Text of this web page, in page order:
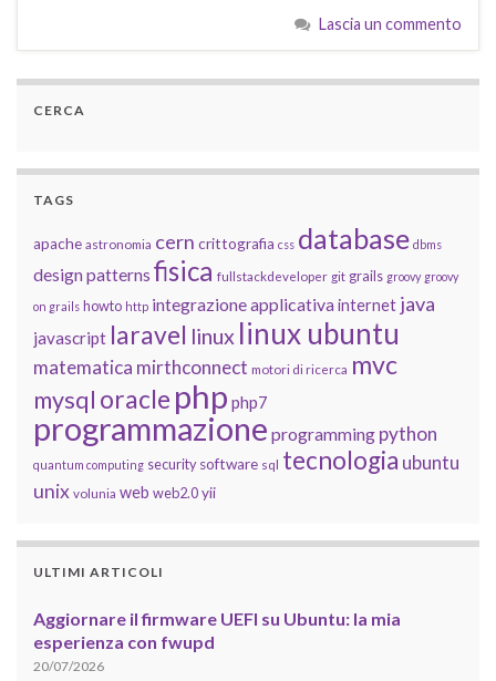
Lascia un commento
CERCA
TAGS
apache astronomia cern crittografia css database dbms
design patterns fisica fullstackdeveloper git grails groovy groovy
on grails howto http integrazione applicativainternet java
javascript laravel linux linux ubuntu
matematica mirthconnect motori di ricerca mvc
mysql oracle php php7
programmazione programming python
quantum computing security software sql tecnologia ubuntu
unix volunia web web2.0 yii
ULTIMI ARTICOLI
Aggiornare il firmware UEFI su Ubuntu: la mia
esperienza con fwupd
20/07/2026